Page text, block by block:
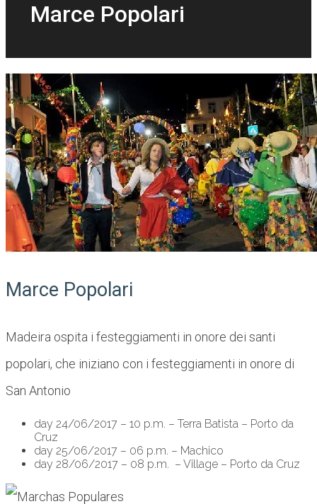
Marce Popolari
Marce Popolari
Madeira ospita i festeggiamenti in onore dei santi
popolari, che iniziano con i festeggiamenti in onore di
San Antonio
day 24/06/2017 – 10 p.m. – Terra Batista – Porto da
Cruz
day 25/06/2017 – 06 p.m. – Machico
day 28/06/2017 – 08 p.m. – Village – Porto da Cruz